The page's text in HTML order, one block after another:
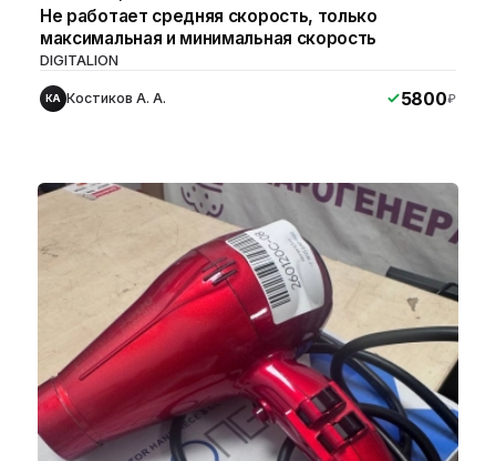
Не работает средняя скорость, только
максимальная и минимальная скорость
DIGITALION
КА Костиков А. А. 5800₽